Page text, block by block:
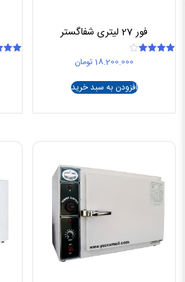
فور 27 لیتری شفاگستر
18.200.000 تومان
افزودن به سبد خرید